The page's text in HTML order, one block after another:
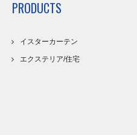
PRODUCTS
イスターカーテン
エクステリア/住宅